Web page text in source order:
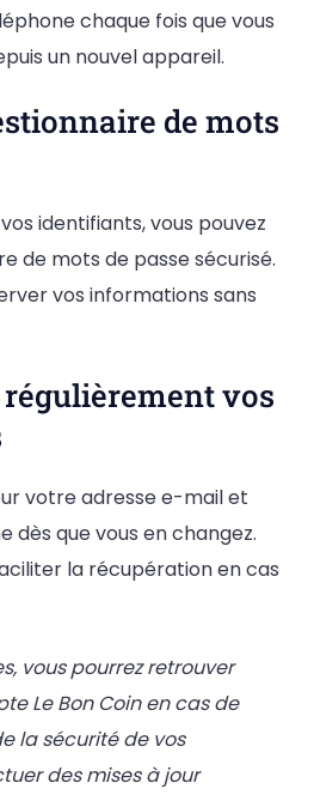
chaque fois que vous
un nouvel appareil.
de mots
identifiants, vous pouvez
de mots de passe sécurisé.
vos informations sans
vos
votre adresse e-mail et
dès que vous en changez.
la récupération en cas
vous pourrez retrouver
Le Bon Coin en cas de
la sécurité de vos
des mises à jour